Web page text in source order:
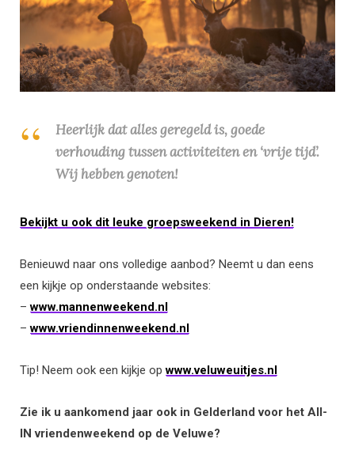
Heerlijk dat alles geregeld is, goede
verhouding tussen activiteiten en ‘vrije tijd’.
Wij hebben genoten!
Bekijkt u ook dit leuke groepsweekend in Dieren!
Benieuwd naar ons volledige aanbod? Neemt u dan eens
een kijkje op onderstaande websites:
–www.mannenweekend.nl
–www.vriendinnenweekend.nl
Tip! Neem ook een kijkje opwww.veluweuitjes.nl
Zie ik u aankomend jaar ook in Gelderland voor het All-
IN vriendenweekend op de Veluwe?